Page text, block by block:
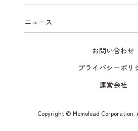
ニュース
お問い合わせ
プライバシーポリ
運営会社
Copyright © Memolead Corporation.